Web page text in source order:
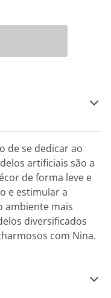
de se dedicar ao
artificiais são a
de forma leve e
e estimular a
ambiente mais
diversificados
com Nina.